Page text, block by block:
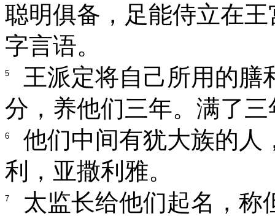
聪明俱备，足能侍立在
字言语。
5
王派定将自己所用的膳
分，养他们三年。满了
6
他们中间有犹大族的人
利，亚撒利雅。
7
太监长给他们起名，称